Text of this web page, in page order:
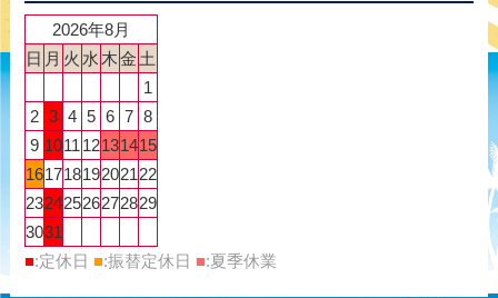
2026年8月
日 月 火 水 木金 土
1
2 3 4 5 6 7 8
9 1011 12131415
16171819202122
23242526272829
3031
■:定休日 ■:振替定休日 ■:夏季休業